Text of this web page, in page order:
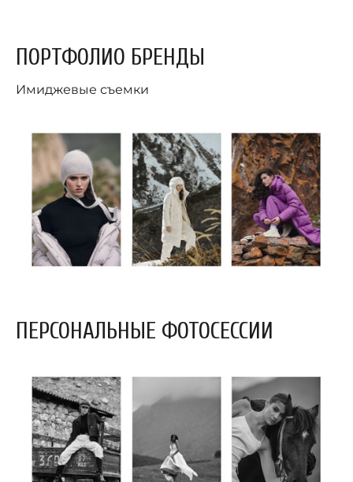
ПОРТФОЛИО БРЕНДЫ
Имиджевые съемки
ПЕРСОНАЛЬНЫЕ ФОТОСЕССИИ